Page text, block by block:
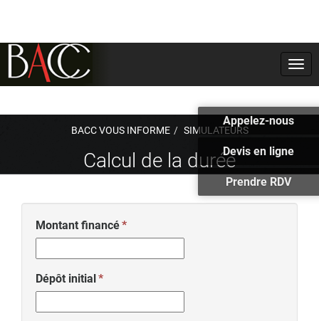
BACC VOUS INFORME SIMULATEURS
Appelez-nous
Devis en ligne
Prendre RDV
Calcul de la durée
Montant financé
Dépôt initial